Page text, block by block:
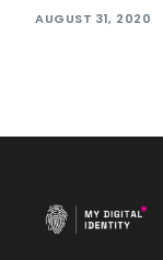
AUGUST 31, 2020